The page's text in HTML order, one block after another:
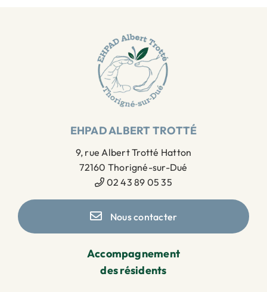
EHPAD ALBERT TROTTÉ
9, rue Albert Trotté Hatton
72160 Thorigné-sur-Dué
02 43 89 05 35
Nous contacter
Accompagnement
des résidents